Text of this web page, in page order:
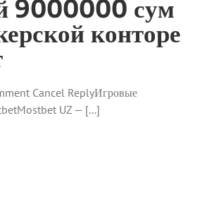
9000000 сум
конторе
Cancel ReplyИгровые
UZ — [...]